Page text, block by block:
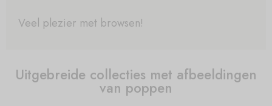
Veel plezier met browsen!
Uitgebreide collecties met afbeeldingen
van poppen